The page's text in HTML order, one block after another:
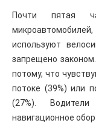
Почти пятая
используют
запрещено
потому, что
потоке (39%) или
(27%).
навигационное